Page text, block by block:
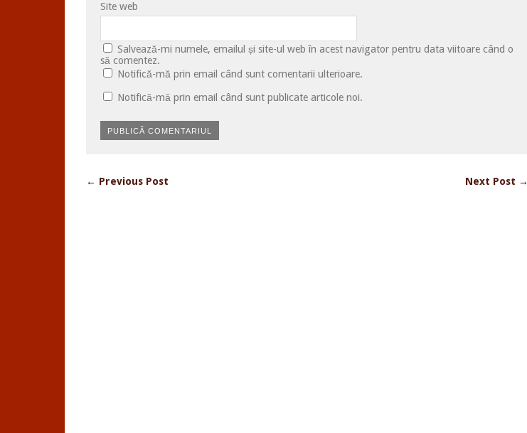
Site web
Salvează-mi numele, emailul și site-ul web în acest navigator pentru data viitoare când o
să comentez.
Notifică-mă prin email când sunt comentarii ulterioare.
Notifică-mă prin email când sunt publicate articole noi.
← Previous Post Next Post →